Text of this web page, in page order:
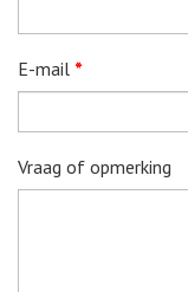
E-mail *
Vraag of opmerking